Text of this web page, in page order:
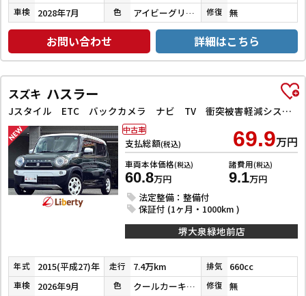
車検 2028年7月 色 アイビーグリーンメタリック 修復 無
お問い合わせ 詳細はこちら
スズキ ハスラー
Jスタイル ETC バックカメラ ナビ TV 衝突被害軽減システム オートライト スマートキー アイドリングストップ 電動格納ミラー シートヒーター ベンチシート CVT ESC CD DVD再生
支払総額(税込) 69.9万円
車両本体価格(税込)
60.8万円
諸費用(税込)
9.1万円
法定整備：整備付
保証付 (1ヶ月・1000km )
中古車
堺大泉緑地前店
年式 2015(平成27)年 走行 7.4万km 排気 660cc
車検 2026年9月 色 クールカーキパールメタリック／ホワイト 修復 無